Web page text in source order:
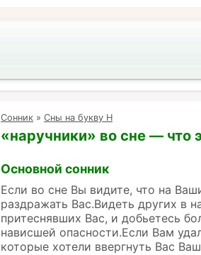
Cонник » Сны на букву Н
«наручники» во сне — что
Основной сонник
Если во сне Вы видите, что на
раздражать Вас.Видеть других в
притеснявших Вас, и добьетесь
нависшей опасности.Если Вам
которые хотели ввергнуть Вас